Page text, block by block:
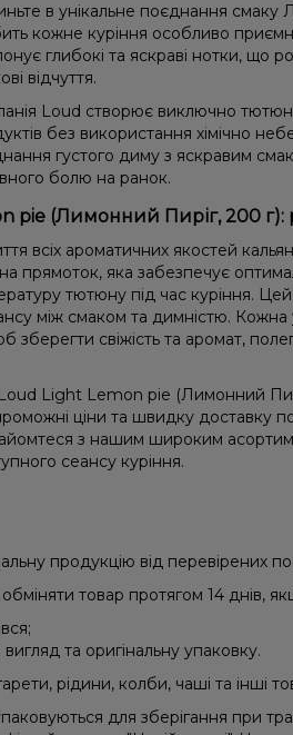
в унікальне поєднання смаку
кожне куріння особливо
глибокі та яскраві нотки, що
відчуття.
Loud створює виключно тютюн
без використання хімічно
густого диму з яскравим
болю на ранок.
pie (Лимонний Пиріг, 200 г):
всіх ароматичних якостей
прямоток, яка забезпечує
тютюну під час куріння.
між смаком та димністю.
зберегти свіжість та аромат,
Light Lemon pie (Лимонний
ціни та швидку доставку по
з нашим широким
сеансу куріння.
продукцію від перевірених
товар протягом 14 днів,
та оригінальну упаковку.
рідини, колби, чаші та інші
для зберігання при